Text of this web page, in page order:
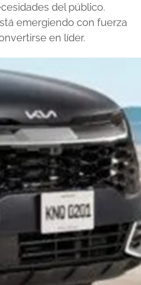
del público.
emergiendo con fuerza
en líder.